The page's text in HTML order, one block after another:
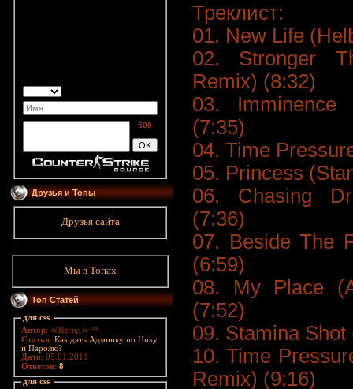
500
Друзья и Топы
Друзья сайта
Мы в Топах
Топ Статей
для css
Автор: ☠Вагид☠™
Статья: Как дать Админку по Нику
и Паролю?
Дата: 05.01.2011
Ответов: 8
для css
Треклист:
01. New Life
02. Stronger
Remix) (8:32)
03. Imminence
(7:35)
04. Time
05. Princess
06. Chasing
(7:36)
07. Beside The
(6:59)
08. My Place
(7:52)
09. Stamina
10. Time
Remix) (9:16)